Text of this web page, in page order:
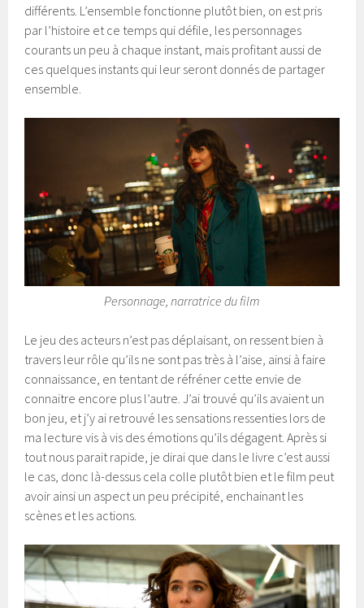
différents. L’ensemble fonctionne plutôt bien, on est pris
par l’histoire et ce temps qui défile, les personnages
courants un peu à chaque instant, mais profitant aussi de
ces quelques instants qui leur seront donnés de partager
ensemble.
Personnage, narratrice du film
Le jeu des acteurs n’est pas déplaisant, on ressent bien à
travers leur rôle qu’ils ne sont pas très à l’aise, ainsi à faire
connaissance, en tentant de réfréner cette envie de
connaitre encore plus l’autre. J’ai trouvé qu’ils avaient un
bon jeu, et j’y ai retrouvé les sensations ressenties lors de
ma lecture vis à vis des émotions qu’ils dégagent. Après si
tout nous parait rapide, je dirai que dans le livre c’est aussi
le cas, donc là-dessus cela colle plutôt bien et le film peut
avoir ainsi un aspect un peu précipité, enchainant les
scènes et les actions.